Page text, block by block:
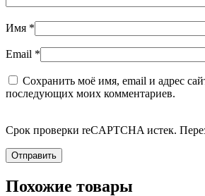
Имя *
Email *
Сохранить моё имя, email и адрес
последующих моих комментариев.
Срок проверки reCAPTCHA истек.
Похожие товары